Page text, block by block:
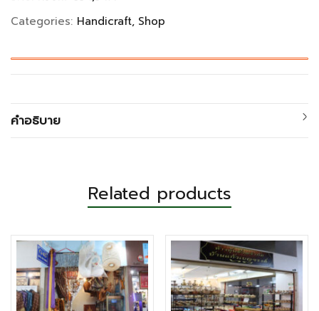
Categories: Handicraft Shop
คำอธิบาย
Related products